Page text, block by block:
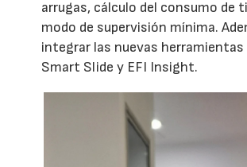
arrugas, cálculo del consumo de
modo de supervisión mínima.
integrar las nuevas herramientas
Smart Slide y EFI Insight.